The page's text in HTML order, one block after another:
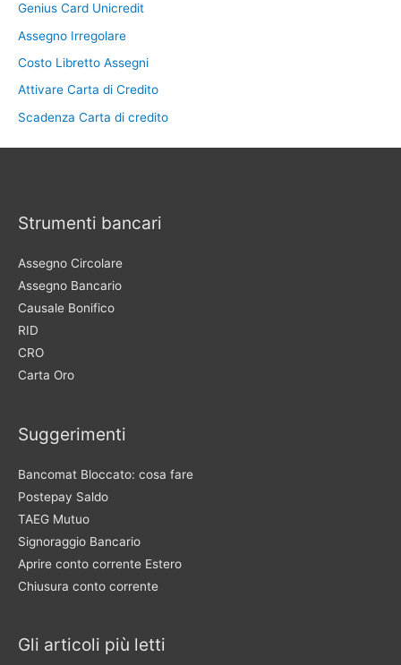
Genius Card Unicredit
Assegno Irregolare
Costo Libretto Assegni
Attivare Carta di Credito
Scadenza Carta di credito
Strumenti bancari
Assegno Circolare
Assegno Bancario
Causale Bonifico
RID
CRO
Carta Oro
Suggerimenti
Bancomat Bloccato: cosa fare
Postepay Saldo
TAEG Mutuo
Signoraggio Bancario
Aprire conto corrente Estero
Chiusura conto corrente
Gli articoli più letti